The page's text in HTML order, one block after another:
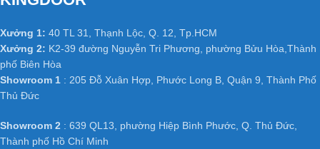
nghiệp MDF phủ Veneer:
Không bị cong vênh, co ngót do kết cấu đã được triệt tiêu thớ gỗ
Không bị hiện tượng hở các mối ghép dưới tác động thời tiết.
Thay đổi nhiệt độ và có khả năng chống mối mọt cao.
+ Cách âm cách nhiệt tốt của cửa gỗ
công nghiệp MDF phủ Veneer
Xưởng 1: 40 TL 31, Thạnh Lộc, Q. 12, Tp.HCM
Xưởng 2: K2-39 đường Nguyễn Tri Phương, phường Bửu Hòa,Thành
phố Biên Hòa
Showroom 1 : 205 Đỗ Xuân Hợp, Phước Long B, Quận 9, Thành Phố
Thủ Đức
Showroom 2 : 639 QL13, phường Hiệp Bình Phước, Q. Thủ Đức,
Thành phố Hồ Chí Minh